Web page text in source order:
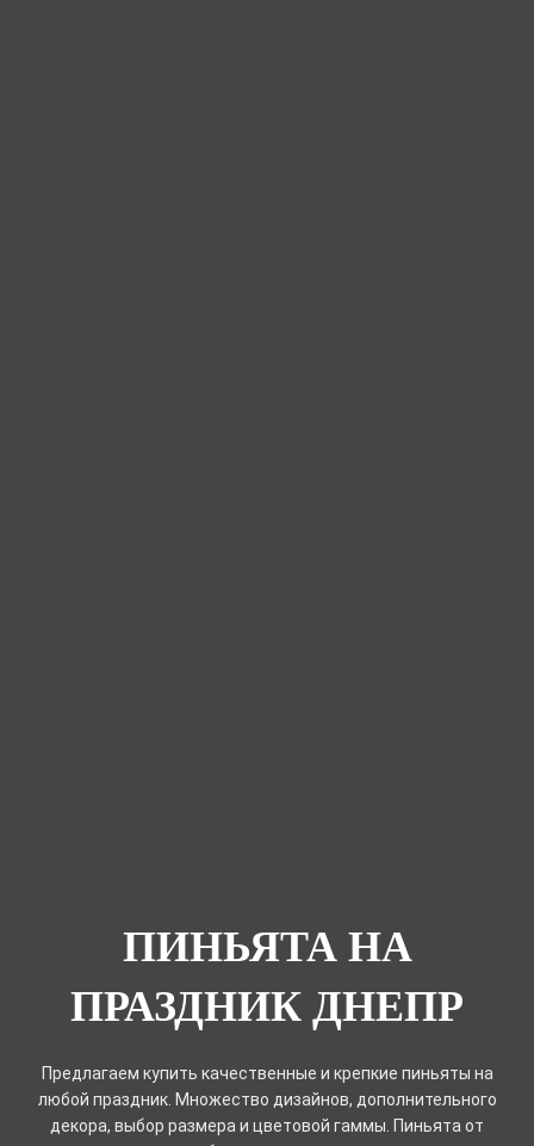
ПИНЬЯТА НА
ПРАЗДНИК ДНЕПР
Предлагаем купить качественные и крепкие пиньяты на
любой праздник. Множество дизайнов, дополнительного
декора, выбор размера и цветовой гаммы. Пиньята от